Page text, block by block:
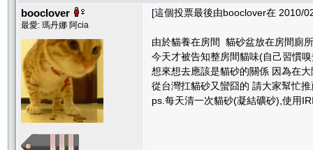
booclover
最愛: 瑪丹娜 阿cia
[這個投票最後由booclover在 2010/
由於貓養在房間 貓砂盆放在房間廁
今天才被告知整房間貓味(自己習慣
想來想去應該是貓砂的關係 因為在
從台灣扛貓砂又蠻囧的 請大家幫忙
ps.每天清一次貓砂(凝結礦砂),使用